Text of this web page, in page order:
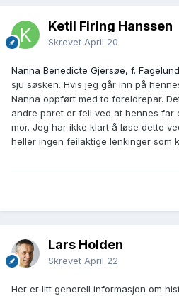
Ketil Firing Hanssen
Skrevet April 20
Nanna Benedicte Gjersøe, f. Fagelund
sju søsken. Hvis jeg går inn på
Nanna oppført med to foreldrepar.
andre paret er feil ved at hennes far
mor. Jeg har ikke klart å løse dette
heller ingen feilaktige lenkinger som
Lars Holden
Skrevet April 22
Her er litt generell informasjon om